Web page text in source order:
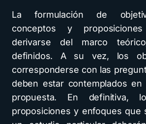
La formulación de
conceptos y
derivarse del marco
definidos. A su vez, los
corresponderse con las
deben estar contemplados en
propuesta. En definitiva,
proposiciones y enfoques que